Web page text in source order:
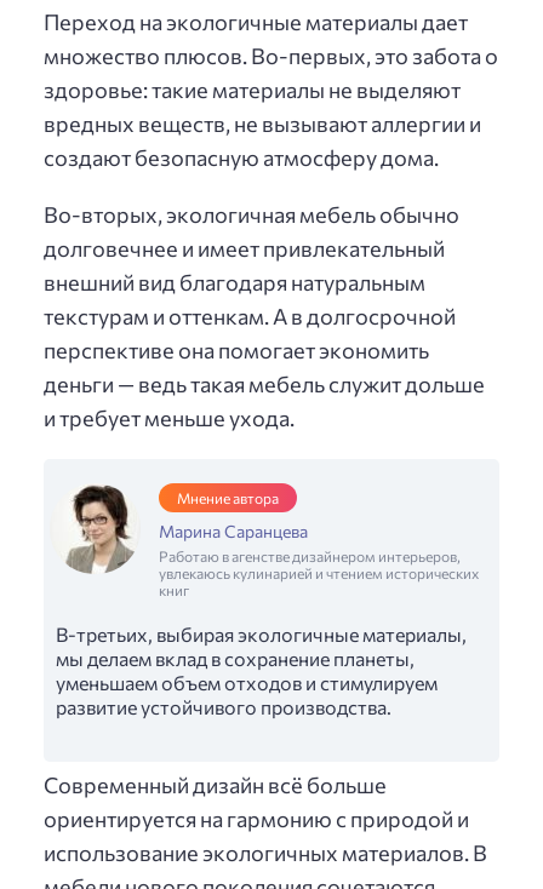
Переход на экологичные материалы дает
множество плюсов. Во-первых, это забота о
здоровье: такие материалы не выделяют
вредных веществ, не вызывают аллергии и
создают безопасную атмосферу дома.
Во-вторых, экологичная мебель обычно
долговечнее и имеет привлекательный
внешний вид благодаря натуральным
текстурам и оттенкам. А в долгосрочной
перспективе она помогает экономить
деньги — ведь такая мебель служит дольше
и требует меньше ухода.
Мнение автора
Марина Саранцева
Работаю в агенстве дизайнером интерьеров,
увлекаюсь кулинарией и чтением исторических
книг
В-третьих, выбирая экологичные материалы,
мы делаем вклад в сохранение планеты,
уменьшаем объем отходов и стимулируем
развитие устойчивого производства.
Современный дизайн всё больше
ориентируется на гармонию с природой и
использование экологичных материалов. В